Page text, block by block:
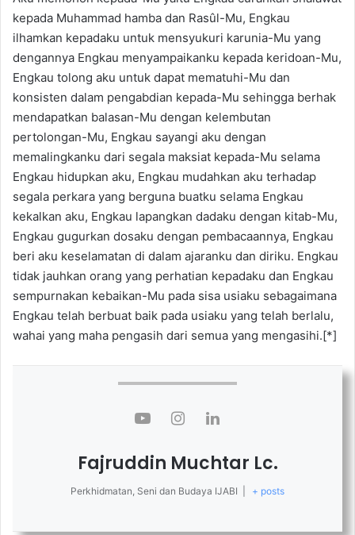
kepada Muhammad hamba dan Rasûl-Mu, Engkau
ilhamkan kepadaku untuk mensyukuri karunia-Mu yang
dengannya Engkau menyampaikanku kepada keridoan-Mu,
Engkau tolong aku untuk dapat mematuhi-Mu dan
konsisten dalam pengabdian kepada-Mu sehingga berhak
mendapatkan balasan-Mu dengan kelembutan
pertolongan-Mu, Engkau sayangi aku dengan
memalingkanku dari segala maksiat kepada-Mu selama
Engkau hidupkan aku, Engkau mudahkan aku terhadap
segala perkara yang berguna buatku selama Engkau
kekalkan aku, Engkau lapangkan dadaku dengan kitab-Mu,
Engkau gugurkan dosaku dengan pembacaannya, Engkau
beri aku keselamatan di dalam ajaranku dan diriku. Engkau
tidak jauhkan orang yang perhatian kepadaku dan Engkau
sempurnakan kebaikan-Mu pada sisa usiaku sebagaimana
Engkau telah berbuat baik pada usiaku yang telah berlalu,
wahai yang maha pengasih dari semua yang mengasihi.[*]
Fajruddin Muchtar Lc.
Perkhidmatan, Seni dan Budaya IJABI + posts